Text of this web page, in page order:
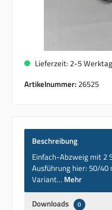
Lieferzeit: 2-5
Artikelnummer:26525
Beschreibung
Einfach-Abzweig mit 2
Ausführung hier: 50/
Variant… Mehr
Downloads 0